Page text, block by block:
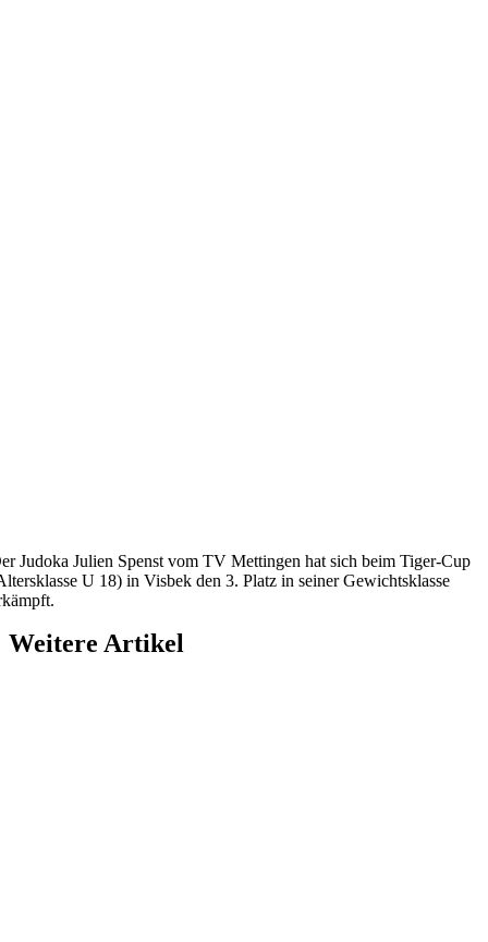
Judoka Julien Spenst vom TV Mettingen hat sich beim Tiger-Cup
U 18) in Visbek den 3. Platz in seiner Gewichtsklasse
Weitere Artikel